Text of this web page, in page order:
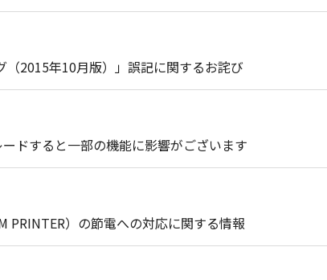
（2015年10月版）」誤記に関するお詫び
ドすると一部の機能に影響がございます
PRINTER）の節電への対応に関する情報